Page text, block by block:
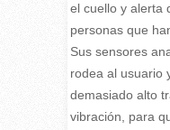
el cuello y alerta
personas que
Sus sensores
rodea al usuario
demasiado alto
vibración, para